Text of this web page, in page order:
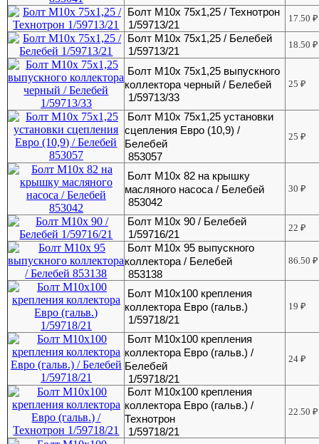
Болт М10х 75х1,25 / Технотрон
1/59713/21
17.50₽
Болт М10х 75х1,25 / Белебей
1/59713/21
18.50₽
Болт М10х 75х1,25 выпускного
коллектора черный / Белебей
1/59713/33
25₽
Болт М10х 75х1,25 установки
сцепления Евро (10,9) /
Белебей
853057
25₽
Болт М10х 82 на крышку
масляного насоса / Белебей
853042
30₽
Болт М10х 90 / Белебей
1/59716/21
22₽
Болт М10х 95 выпускного
коллектора / Белебей
853138
86.50₽
Болт М10х100 крепления
коллектора Евро (гальв.)
1/59718/21
19₽
Болт М10х100 крепления
коллектора Евро (гальв.) /
Белебей
1/59718/21
24₽
Болт М10х100 крепления
коллектора Евро (гальв.) /
Технотрон
1/59718/21
22.50₽